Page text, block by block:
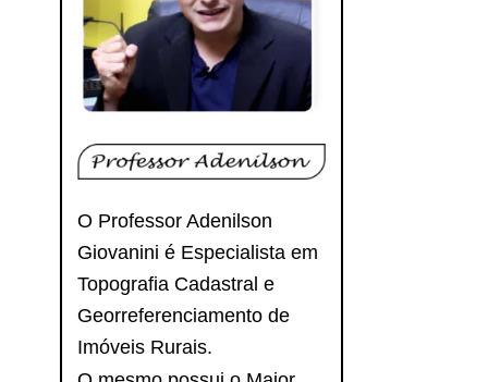
O Professor Adenilson
Giovanini é Especialista em
Topografia Cadastral e
Georreferenciamento de
Imóveis Rurais.